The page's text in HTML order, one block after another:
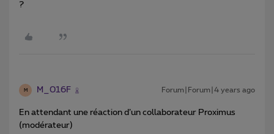
?
M M_016F Forum|Forum|4 years ago
En attendant une réaction d’un collaborateur Proximus
(modérateur)